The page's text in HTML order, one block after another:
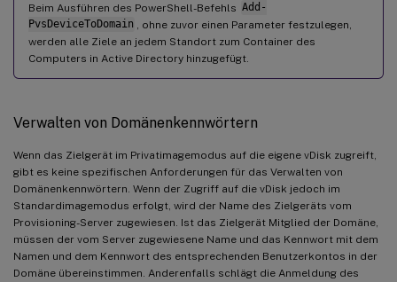
Beim Ausführen des PowerShell-Befehls Add-
PvsDeviceToDomain
, ohne zuvor einen Parameter festzulegen,
werden alle Ziele an jedem Standort zum Container des
Computers in Active Directory hinzugefügt.
Verwalten von Domänenkennwörtern
Wenn das Zielgerät im Privatimagemodus auf die eigene vDisk zugreift,
gibt es keine spezifischen Anforderungen für das Verwalten von
Domänenkennwörtern. Wenn der Zugriff auf die vDisk jedoch im
Standardimagemodus erfolgt, wird der Name des Zielgeräts vom
Provisioning-Server zugewiesen. Ist das Zielgerät Mitglied der Domäne,
müssen der vom Server zugewiesene Name und das Kennwort mit dem
Namen und dem Kennwort des entsprechenden Benutzerkontos in der
Domäne übereinstimmen. Anderenfalls schlägt die Anmeldung des